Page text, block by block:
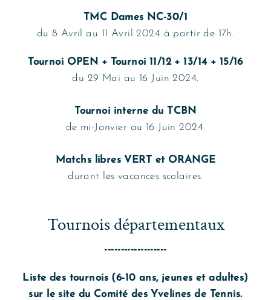
TMC Dames NC-30/1
du 8 Avril au 11 Avril 2024 à partir de 17h.
Tournoi OPEN + Tournoi 11/12 + 13/14 + 15/16
du 29 Mai au 16 Juin 2024.
Tournoi interne du TCBN
de mi-Janvier au 16 Juin 2024.
Matchs libres VERT et ORANGE
durant les vacances scolaires.
Tournois départementaux
-------------------
Liste des tournois (6-10 ans, jeunes et adultes)
sur le site du Comité des Yvelines de Tennis.